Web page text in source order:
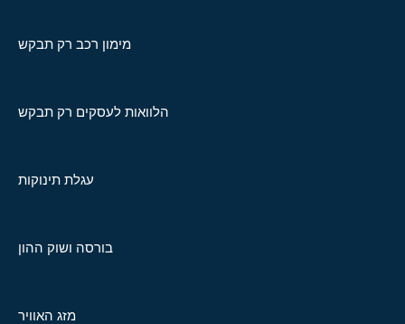
מימון רכב רק תבקש
הלוואות לעסקים רק תבקש
עגלת תינוקות
בורסה ושוק ההון
מזג האוויר